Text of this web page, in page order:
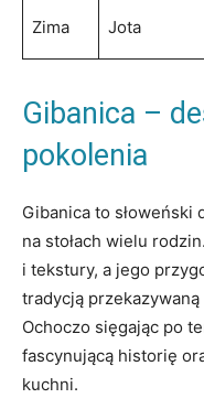
Zima Jota
Gibanica –
pokolenia
Gibanica to słoweński
na stołach wielu
i tekstury, a jego
tradycją
Ochoczo sięgając po
fascynującą historię
kuchni.